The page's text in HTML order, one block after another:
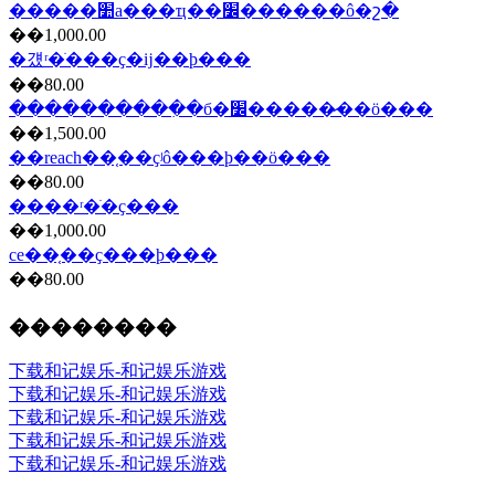
�����׺а���ҵ��׼������ô�շ�
��1,000.00
�걨ʳ�ֺ���ҫ�ĳ��ϸ���
��80.00
����������ִ�б�׼�����̷��ö���
��1,500.00
��reach��֤��ҫʲô���ϸ��ö���
��80.00
����ʳ�ֺ�ҫ���
��1,000.00
ce��֤��ҫ���ϸ���
��80.00
��������
下载和记娱乐-和记娱乐游戏
下载和记娱乐-和记娱乐游戏
下载和记娱乐-和记娱乐游戏
下载和记娱乐-和记娱乐游戏
下载和记娱乐-和记娱乐游戏